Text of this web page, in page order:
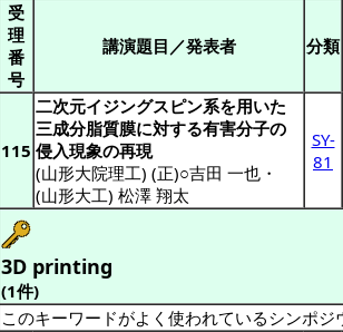
受
理
番
号
講演題目／発表者 分類
115
二次元イジングスピン系を用いた
三成分脂質膜に対する有害分子の
侵入現象の再現
(山形大院理工) (正)○吉田 一也 ・
(山形大工) 松澤 翔太
SY-
81
3D printing
(1件)
このキーワードがよく使われているシンポ